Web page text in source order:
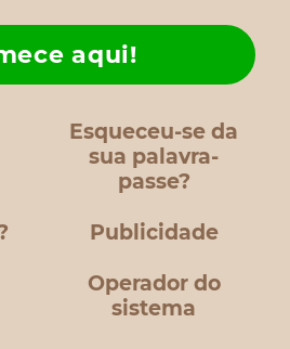
Esqueceu-se da
sua palavra-
passe?
aqui!
Publicidade
Operador do
sistema